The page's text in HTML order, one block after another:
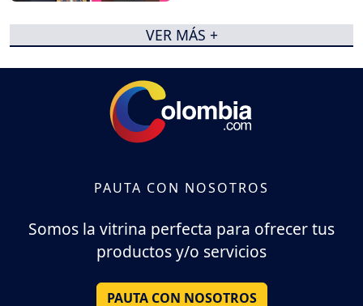
VER MÁS +
PAUTA CON NOSOTROS
Somos la vitrina perfecta para ofrecer tus
productos y/o servicios
PAUTA CON NOSOTROS